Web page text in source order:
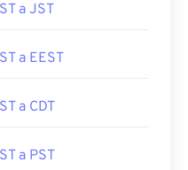
a JST
a EEST
a CDT
a PST